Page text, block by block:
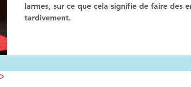
larmes, sur ce que cela signifie de faire des
tardivement.